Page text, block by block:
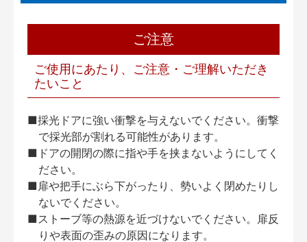
ご注意
ご使用にあたり、ご注意・ご理解いただき
たいこと
■採光ドアに強い衝撃を与えないでください。衝撃
で採光部が割れる可能性があります。
■ドアの開閉の際に指や手を挟まないようにしてく
ださい。
■扉や把手にぶら下がったり、勢いよく閉めたりし
ないでください。
■ストーブ等の熱源を近づけないでください。扉反
りや表面の歪みの原因になります。